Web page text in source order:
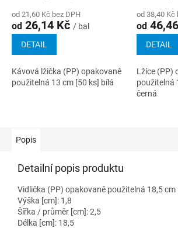
od 21,60 Kč bez DPH
od 26,14 Kč / bal
DETAIL
Kávová lžička (PP) opakovaně
použitelná 13 cm [50 ks] bílá
od 38,40 Kč
od
DETAIL
Lžíce (PP)
použitelná
černá
Popis
Detailní popis produktu
Vidlička (PP) opakovaně použitelná 18,5 cm
Výška [cm]: 1,8
Šířka / průměr [cm]: 2,5
Délka [cm]: 18,5